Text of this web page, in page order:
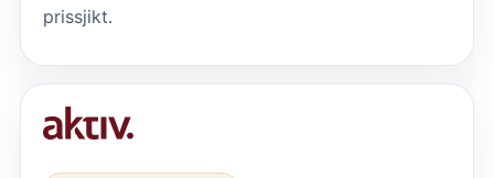
prissjikt.